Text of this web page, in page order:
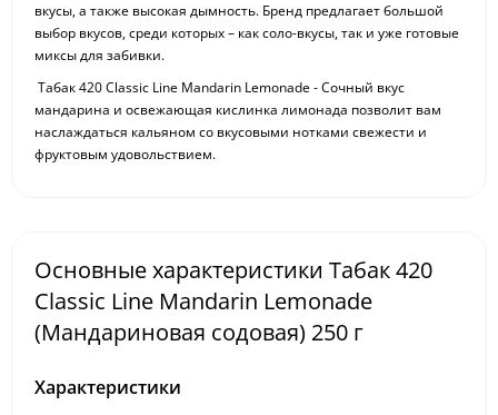
вкусы, а также высокая дымность. Бренд предлагает большой
выбор вкусов, среди которых – как соло-вкусы, так и уже готовые
миксы для забивки.
Табак 420 Classic Line Mandarin Lemonade - Сочный вкус
мандарина и освежающая кислинка лимонада позволит вам
наслаждаться кальяном со вкусовыми нотками свежести и
фруктовым удовольствием.
Основные характеристики Табак 420
Classic Line Mandarin Lemonade
(Мандариновая содовая) 250 г
Характеристики